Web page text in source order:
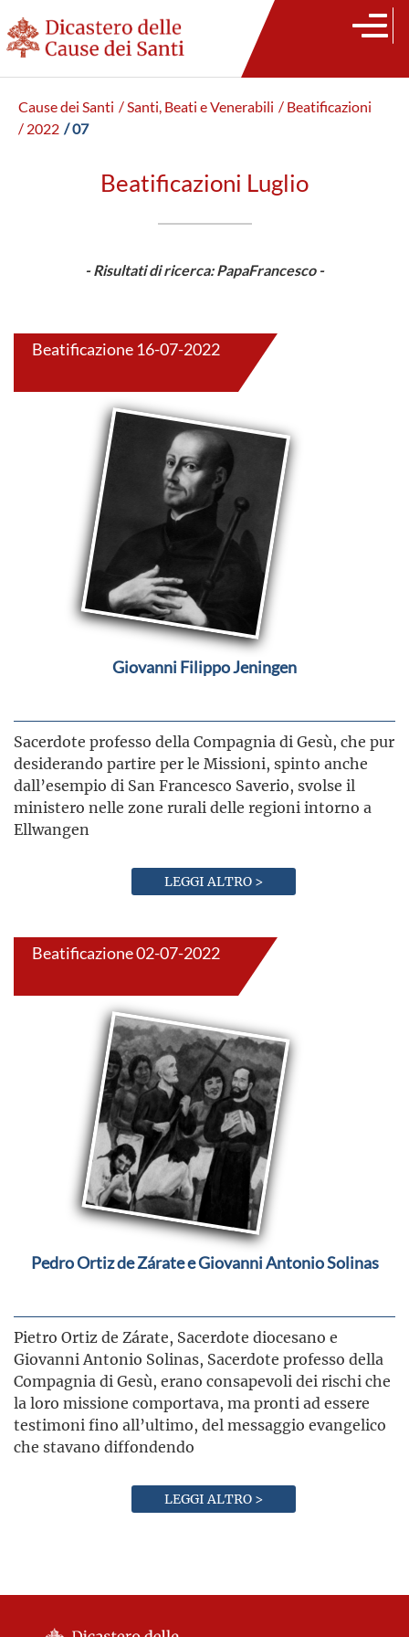
Cause dei Santi / Santi, Beati e Venerabili / Beatificazioni
/ 2022 / 07
Beatificazioni Luglio
- Risultati di ricerca: PapaFrancesco -
Beatificazione 16-07-2022
Giovanni Filippo Jeningen
Sacerdote professo della Compagnia di Gesù, che pur
desiderando partire per le Missioni, spinto anche
dall’esempio di San Francesco Saverio, svolse il
ministero nelle zone rurali delle regioni intorno a
Ellwangen
LEGGI ALTRO >
Beatificazione 02-07-2022
Pedro Ortiz de Zárate e Giovanni Antonio Solinas
Pietro Ortiz de Zárate, Sacerdote diocesano e
Giovanni Antonio Solinas, Sacerdote professo della
Compagnia di Gesù, erano consapevoli dei rischi che
la loro missione comportava, ma pronti ad essere
testimoni fino all’ultimo, del messaggio evangelico
che stavano diffondendo
LEGGI ALTRO >